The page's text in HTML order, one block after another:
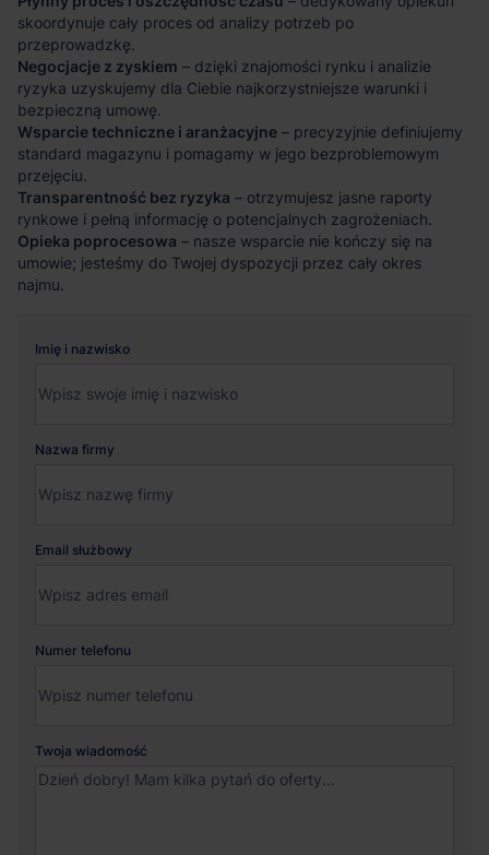
skoordynuje cały proces od analizy potrzeb po
przeprowadzkę.
Negocjacje z zyskiem – dzięki znajomości rynku i analizie
ryzyka uzyskujemy dla Ciebie najkorzystniejsze warunki i
bezpieczną umowę.
Wsparcie techniczne i aranżacyjne – precyzyjnie definiujemy
standard magazynu i pomagamy w jego bezproblemowym
przejęciu.
Transparentność bez ryzyka – otrzymujesz jasne raporty
rynkowe i pełną informację o potencjalnych zagrożeniach.
Opieka poprocesowa – nasze wsparcie nie kończy się na
umowie; jesteśmy do Twojej dyspozycji przez cały okres
najmu.
Imię i nazwisko
Nazwa firmy
Email służbowy
Numer telefonu
Twoja wiadomość